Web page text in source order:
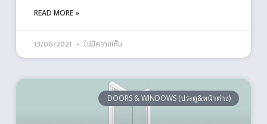
READ MORE »
13/06/2021 ไม่มีความเห็น
DOORS & WINDOWS (ประตู&หน้าต่าง)